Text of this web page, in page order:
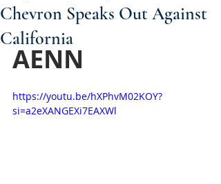
Chevron Speaks Out Against
California
AENN
https://youtu.be/hXPhvM02KOY?
si=a2eXANGEXi7EAXWl